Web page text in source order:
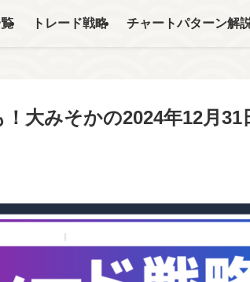
トレード戦略 チャートパターン解
大みそかの2024年12月31